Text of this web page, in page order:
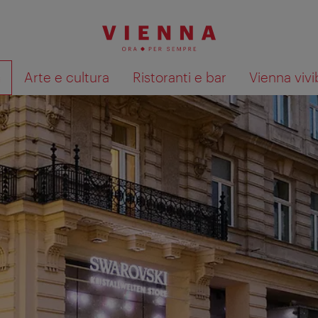
Arte e cultura Ristoranti e bar Vienna
Mostra i risultati della ricerca